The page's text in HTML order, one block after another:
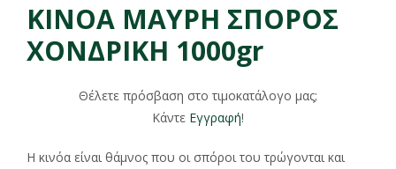
ΚΙΝΟΑ ΜΑΥΡΗ ΣΠΟΡΟΣ
ΧΟΝΔΡΙΚΗ 1000gr
Θέλετε πρόσβαση στο τιμοκατάλογο μας;
Κάντε Εγγραφή!
Η κινόα είναι θάμνος που οι σπόροι του τρώγονται και